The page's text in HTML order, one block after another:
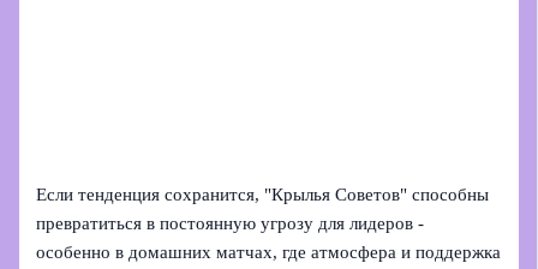
Если тенденция сохранится, "Крылья Советов" способны
превратиться в постоянную угрозу для лидеров -
особенно в домашних матчах, где атмосфера и поддержка